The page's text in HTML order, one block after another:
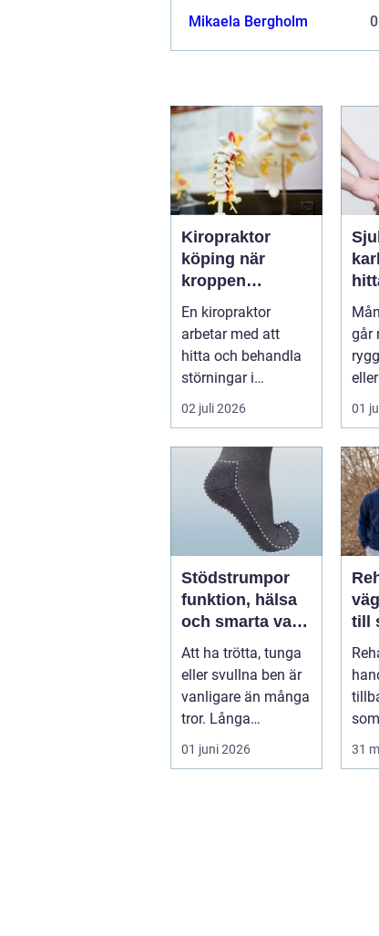
Mikaela Bergholm
Kiropraktor
köping när
kroppen
behöver hjälp
tillbaka
En kiropraktor
arbetar med att
hitta och behandla
störningar i
kroppens leder,
muskler och
nervsyste...
02 juli 2026
går
har ...
01
Stödstrumpor
funktion, hälsa
och smarta val i
vardagen
Att ha trötta, tunga
eller svullna ben är
vanligare än många
tror. Långa
arbetsdagar på
hårda golv, ...
01 juni 2026
till
31